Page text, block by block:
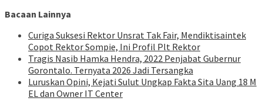
Bacaan Lainnya
Curiga Suksesi Rektor Unsrat Tak Fair, Mendiktisaintek
Copot Rektor Sompie, Ini Profil Plt Rektor
Tragis Nasib Hamka Hendra, 2022 Penjabat Gubernur
Gorontalo. Ternyata 2026 Jadi Tersangka
Luruskan Opini, Kejati Sulut Ungkap Fakta Sita Uang 18 M
EL dan Owner IT Center